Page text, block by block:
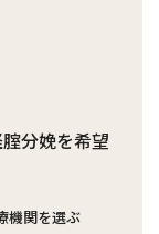
分娩を希望
機関を選ぶ